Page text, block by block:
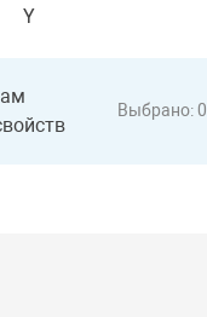
Y
Выбрано:0